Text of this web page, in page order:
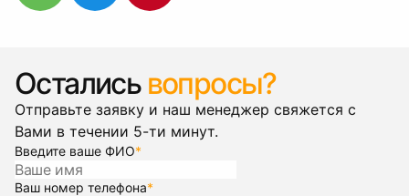
Остались вопросы?
Отправьте заявку и наш менеджер свяжется с
Вами в течении 5-ти минут.
Введите ваше ФИО*
Ваш номер телефона*